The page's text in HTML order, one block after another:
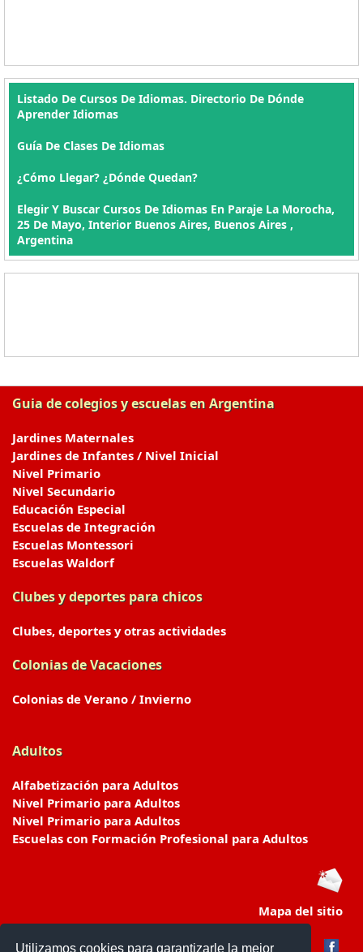
Utilizamos cookies para garantizarle la mejor
Listado De Cursos De Idiomas. Directorio De Dónde
Aprender Idiomas
Guía De Clases De Idiomas
¿Cómo Llegar? ¿Dónde Quedan?
Elegir Y Buscar Cursos De Idiomas En Paraje La Morocha,
25 De Mayo, Interior Buenos Aires, Buenos Aires ,
Argentina
Guia de colegios y escuelas en Argentina
Jardines Maternales
Jardines de Infantes / Nivel Inicial
Nivel Primario
Nivel Secundario
Educación Especial
Escuelas de Integración
Escuelas Montessori
Escuelas Waldorf
Clubes y deportes para chicos
Clubes, deportes y otras actividades
Colonias de Vacaciones
Colonias de Verano / Invierno
Adultos
Alfabetización para Adultos
Nivel Primario para Adultos
Nivel Primario para Adultos
Escuelas con Formación Profesional para Adultos
Mapa del sitio